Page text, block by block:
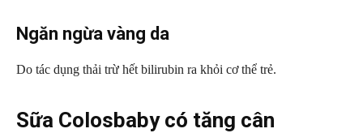
Ngăn ngừa vàng da
Do tác dụng thải trừ hết bilirubin ra khỏi cơ thể trẻ.
Sữa Colosbaby có tăng cân